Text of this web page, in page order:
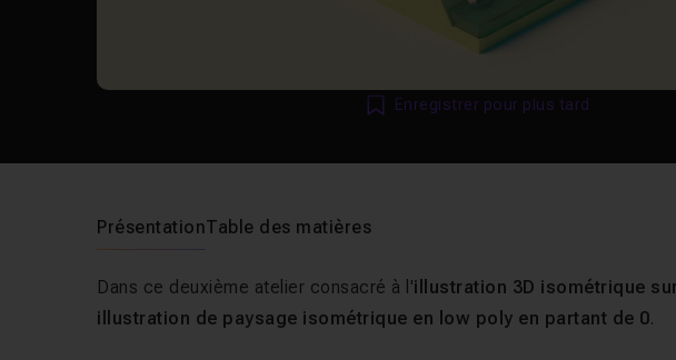
Enregistrer pour plus tard
PrésentationTable des matières
Dans ce deuxième atelier consacré à l'illustration 3D isométrique sur
illustration de paysage isométrique en low poly en partant de 0.